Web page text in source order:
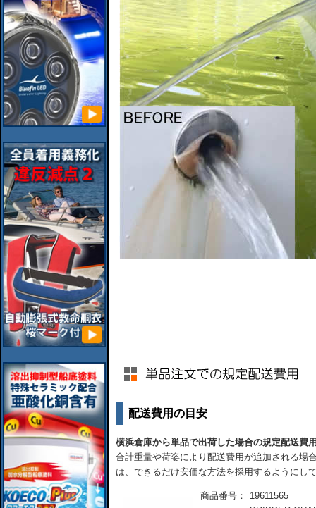
配送費用の目安
横浜倉庫から単品で出荷した場合の規定配送費
合計重量や荷姿により配送費用が追加される場
は、できるだけ安価な方法を採用するようにし
商品番号：
19611565